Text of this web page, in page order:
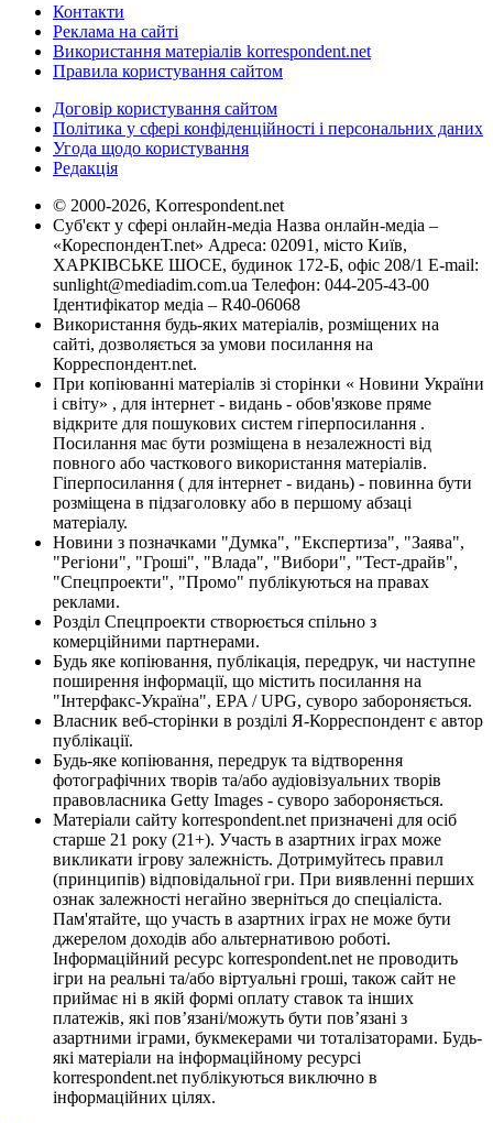
Контакти
Реклама на сайті
Використання матеріалів korrespondent.net
Правила користування сайтом
Договір користування сайтом
Політика у сфері конфіденційності і персональних даних
Угода щодо користування
Редакція
© 2000-2026, Korrespondent.net
Суб'єкт у сфері онлайн-медіа Назва онлайн-медіа –
«КореспонденТ.net» Адреса: 02091, місто Київ,
ХАРКІВСЬКЕ ШОСЕ, будинок 172-Б, офіс 208/1 E-mail:
sunlight@mediadim.com.ua Телефон: 044-205-43-00
Ідентифікатор медіа – R40-06068
Використання будь-яких матеріалів, розміщених на
сайті, дозволяється за умови посилання на
Корреспондент.net.
При копіюванні матеріалів зі сторінки « Новини України
і світу» , для інтернет - видань - обов'язкове пряме
відкрите для пошукових систем гіперпосилання .
Посилання має бути розміщена в незалежності від
повного або часткового використання матеріалів.
Гіперпосилання ( для інтернет - видань) - повинна бути
розміщена в підзаголовку або в першому абзаці
матеріалу.
Новини з позначками "Думка", "Експертиза", "Заява",
"Регіони", "Гроші", "Влада", "Вибори", "Тест-драйв",
"Спецпроекти", "Промо" публікуються на правах
реклами.
Розділ Спецпроекти створюється спільно з
комерційними партнерами.
Будь яке копіювання, публікація, передрук, чи наступне
поширення інформації, що містить посилання на
"Інтерфакс-Україна", EPA / UPG, суворо забороняється.
Власник веб-сторінки в розділі Я-Корреспондент є автор
публікації.
Будь-яке копіювання, передрук та відтворення
фотографічних творів та/або аудіовізуальних творів
правовласника Getty Images - суворо забороняється.
Матеріали сайту korrespondent.net призначені для осіб
старше 21 року (21+). Участь в азартних іграх може
викликати ігрову залежність. Дотримуйтесь правил
(принципів) відповідальної гри. При виявленні перших
ознак залежності негайно зверніться до спеціаліста.
Пам'ятайте, що участь в азартних іграх не може бути
джерелом доходів або альтернативою роботі.
Інформаційний ресурс korrespondent.net не проводить
ігри на реальні та/або віртуальні гроші, також сайт не
приймає ні в якій формі оплату ставок та інших
платежів, які пов’язані/можуть бути пов’язані з
азартними іграми, букмекерами чи тоталізаторами. Будь-
які матеріали на інформаційному ресурсі
korrespondent.net публікуються виключно в
інформаційних цілях.